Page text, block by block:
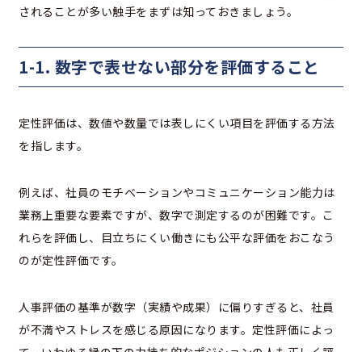
されることが多い触手をまずは知っておきましょう。
1-1. 数字で表せない部分を評価すること
定性評価は、数値や数量では表しにくい項目を評価する方法
を指します。
例えば、社員のモチベーションやコミュニケーション能力は
業務上重要な要素ですが、数字で測定するのが困難です。こ
れらを評価し、目立ちにくい働きにも公平な評価をおこなう
のが定性評価です。
人事評価の基準が数字（実績や成果）に偏りすぎると、社員
が不満やストレスを感じる原因になります。定性評価によっ